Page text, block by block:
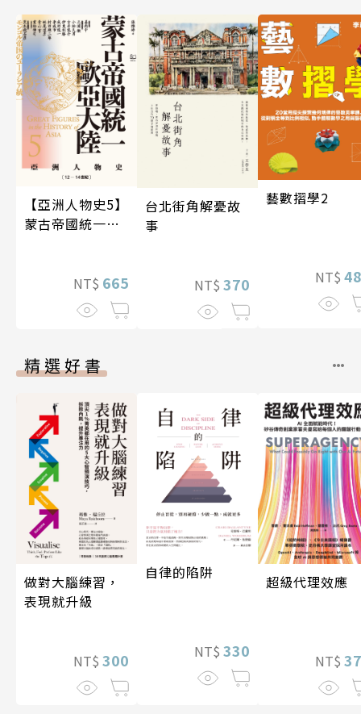
【亞洲人物史5】
蒙古帝國統一歐
NT$ 665
台北街角解憂故
事
NT$ 370
藝數摺學2
NT$
精選好書
做對大腦練習，
表現就升級
NT$ 300
自律的陷阱
NT$ 330
超級代理效應
NT$